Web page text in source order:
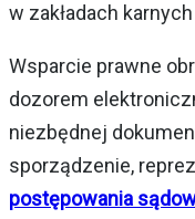
w zakładach
Wsparcie prawne
dozorem
niezbędnej
sporządzenie,
postępowania